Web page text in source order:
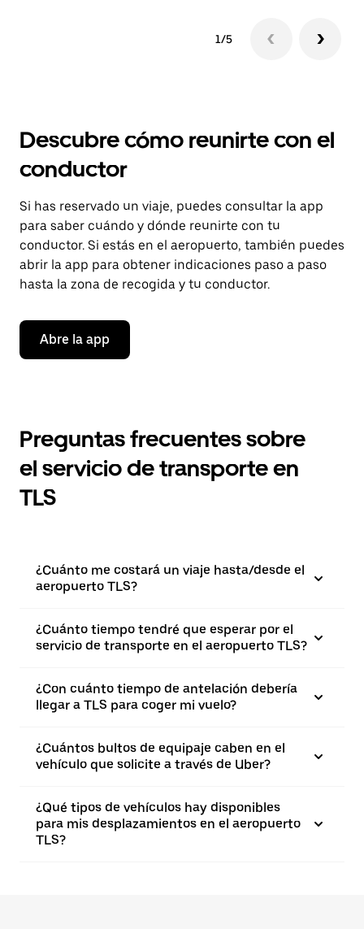
1/5
Descubre cómo reunirte con el
conductor
Si has reservado un viaje, puedes consultar la app
para saber cuándo y dónde reunirte con tu
conductor. Si estás en el aeropuerto, también puedes
abrir la app para obtener indicaciones paso a paso
hasta la zona de recogida y tu conductor.
Abre la app
Preguntas frecuentes sobre
el servicio de transporte en
TLS
¿Cuánto me costará un viaje hasta/desde el
aeropuerto TLS?
¿Cuánto tiempo tendré que esperar por el
servicio de transporte en el aeropuerto TLS?
¿Con cuánto tiempo de antelación debería
llegar a TLS para coger mi vuelo?
¿Cuántos bultos de equipaje caben en el
vehículo que solicite a través de Uber?
¿Qué tipos de vehículos hay disponibles
para mis desplazamientos en el aeropuerto
TLS?